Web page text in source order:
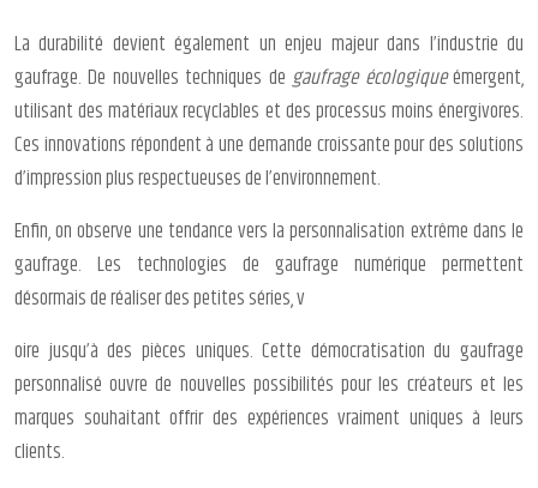
La durabilité devient également un enjeu majeur dans l’industrie du
gaufrage. De nouvelles techniques degaufrage écologiqueémergent,
utilisant des matériaux recyclables et des processus moins énergivores.
Ces innovations répondent à une demande croissante pour des solutions
d’impression plus respectueuses de l’environnement.
Enfin, on observe une tendance vers la personnalisation extrême dans le
gaufrage. Les technologies de gaufrage numérique permettent
désormais de réaliser des petites séries, v
oire jusqu’à des pièces uniques. Cette démocratisation du gaufrage
personnalisé ouvre de nouvelles possibilités pour les créateurs et les
marques souhaitant offrir des expériences vraiment uniques à leurs
clients.